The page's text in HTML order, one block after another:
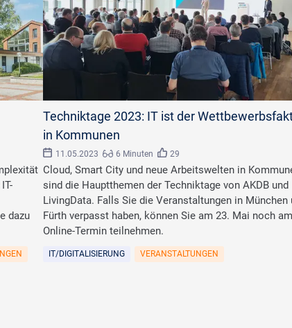
dazu
Techniktage 2023: IT ist der
in Kommunen
11.05.2023 6 Minuten 29
Cloud, Smart City und neue Arbeitswelten in
sind die Hauptthemen der Techniktage von AKDB und
LivingData. Falls Sie die Veranstaltungen in München
Fürth verpasst haben, können Sie am 23. Mai noch am
Online-Termin teilnehmen.
IT/DIGITALISIERUNG VERANSTALTUNGEN